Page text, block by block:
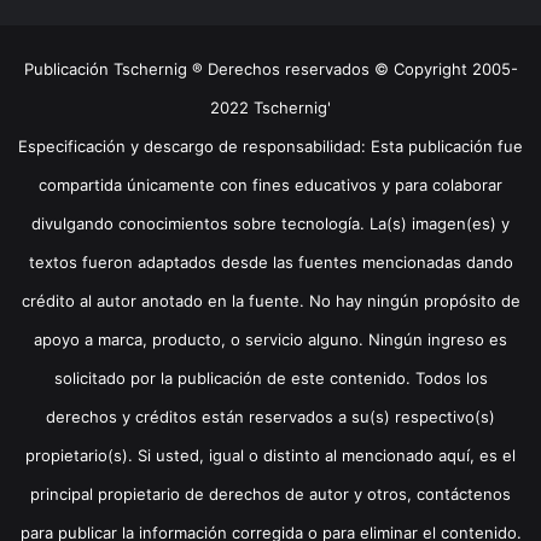
Publicación Tschernig ® Derechos reservados © Copyright 2005-
2022 Tschernig'
Especificación y descargo de responsabilidad: Esta publicación fue
compartida únicamente con fines educativos y para colaborar
divulgando conocimientos sobre tecnología. La(s) imagen(es) y
textos fueron adaptados desde las fuentes mencionadas dando
crédito al autor anotado en la fuente. No hay ningún propósito de
apoyo a marca, producto, o servicio alguno. Ningún ingreso es
solicitado por la publicación de este contenido. Todos los
derechos y créditos están reservados a su(s) respectivo(s)
propietario(s). Si usted, igual o distinto al mencionado aquí, es el
principal propietario de derechos de autor y otros, contáctenos
para publicar la información corregida o para eliminar el contenido.